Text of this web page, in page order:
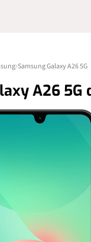
Samsung Galaxy A26 5G
A26 5G